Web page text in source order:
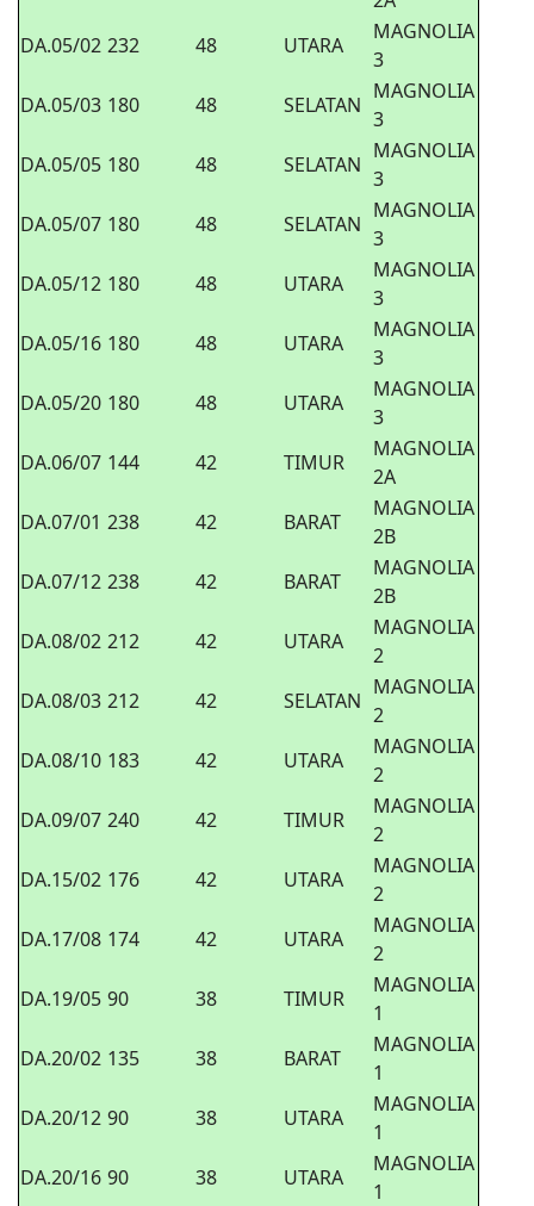
DA.05/02 232 48 UTARA
MAGNOLIA
3
DA.05/03 180 48 SELATAN
MAGNOLIA
3
DA.05/05 180 48 SELATAN
MAGNOLIA
3
DA.05/07 180 48 SELATAN
MAGNOLIA
3
DA.05/12 180 48 UTARA
MAGNOLIA
3
DA.05/16 180 48 UTARA
MAGNOLIA
3
DA.05/20 180 48 UTARA
MAGNOLIA
3
DA.06/07 144 42 TIMUR
MAGNOLIA
2A
DA.07/01 238 42 BARAT
MAGNOLIA
2B
DA.07/12 238 42 BARAT
MAGNOLIA
2B
DA.08/02 212 42 UTARA
MAGNOLIA
2
DA.08/03 212 42 SELATAN
MAGNOLIA
2
DA.08/10 183 42 UTARA
MAGNOLIA
2
DA.09/07 240 42 TIMUR
MAGNOLIA
2
DA.15/02 176 42 UTARA
MAGNOLIA
2
DA.17/08 174 42 UTARA
MAGNOLIA
2
DA.19/05 90 38 TIMUR
MAGNOLIA
1
DA.20/02 135 38 BARAT
MAGNOLIA
1
DA.20/12 90 38 UTARA
MAGNOLIA
1
DA.20/16 90 38 UTARA
MAGNOLIA
1